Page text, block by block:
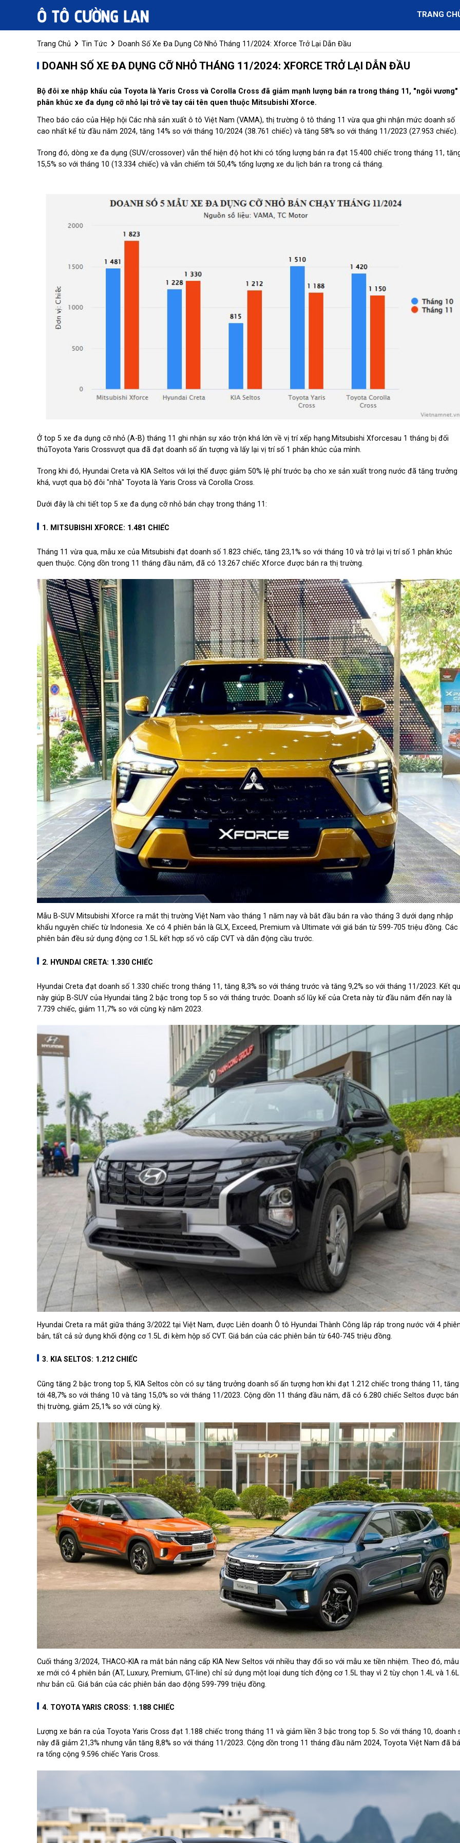
TRANG
Trang Chủ Tin Tức Doanh Số Xe Đa Dụng Cỡ Nhỏ Tháng 11/2024: Xforce Trở Lại Dẫn Đầu
DOANH SỐ XE ĐA DỤNG CỠ NHỎ THÁNG 11/2024: XFORCE TRỞ LẠI DẪN ĐẦU
Bộ đôi xe nhập khẩu của Toyota là Yaris Cross và Corolla Cross đã giảm mạnh lượng bán ra trong tháng 11, "ngôi vương"
phân khúc xe đa dụng cỡ nhỏ lại trở về tay cái tên quen thuộc Mitsubishi Xforce.
Theo báo cáo của Hiệp hội Các nhà sản xuất ô tô Việt Nam (VAMA), thị trường ô tô tháng 11 vừa qua ghi nhận mức doanh số
cao nhất kể từ đầu năm 2024, tăng 14% so với tháng 10/2024 (38.761 chiếc) và tăng 58% so với tháng 11/2023 (27.953 chiếc).
Trong đó, dòng xe đa dụng (SUV/crossover) vẫn thể hiện độ hot khi có tổng lượng bán ra đạt 15.400 chiếc trong tháng 11,
15,5% so với tháng 10 (13.334 chiếc) và vẫn chiếm tới 50,4% tổng lượng xe du lịch bán ra trong cả tháng.
Ở top 5 xe đa dụng cỡ nhỏ (A-B) tháng 11 ghi nhận sự xáo trộn khá lớn về vị trí xếp hạng.Mitsubishi Xforcesau 1 tháng bị đối
thủToyota Yaris Crossvượt qua đã đạt doanh số ấn tượng và lấy lại vị trí số 1 phân khúc của mình.
Trong khi đó, Hyundai Creta và KIA Seltos với lợi thế được giảm 50% lệ phí trước bạ cho xe sản xuất trong nước đã tăng trưởng
khá, vượt qua bộ đôi "nhà" Toyota là Yaris Cross và Corolla Cross.
Dưới đây là chi tiết top 5 xe đa dụng cỡ nhỏ bán chạy trong tháng 11:
1. MITSUBISHI XFORCE: 1.481 CHIẾC
Tháng 11 vừa qua, mẫu xe của Mitsubishi đạt doanh số 1.823 chiếc, tăng 23,1% so với tháng 10 và trở lại vị trí số 1 phân khúc
quen thuộc. Cộng dồn trong 11 tháng đầu năm, đã có 13.267 chiếc Xforce được bán ra thị trường.
Mẫu B-SUV Mitsubishi Xforce ra mắt thị trường Việt Nam vào tháng 1 năm nay và bắt đầu bán ra vào tháng 3 dưới dạng nhập
khẩu nguyên chiếc từ Indonesia. Xe có 4 phiên bản là GLX, Exceed, Premium và Ultimate với giá bán từ 599-705 triệu đồng. Các
phiên bản đều sử dụng động cơ 1.5L kết hợp số vô cấp CVT và dẫn động cầu trước.
2. HYUNDAI CRETA: 1.330 CHIẾC
Hyundai Creta đạt doanh số 1.330 chiếc trong tháng 11, tăng 8,3% so với tháng trước và tăng 9,2% so với tháng 11/2023. Kết
này giúp B-SUV của Hyundai tăng 2 bậc trong top 5 so với tháng trước. Doanh số lũy kế của Creta này từ đầu năm đến nay là
7.739 chiếc, giảm 11,7% so với cùng kỳ năm 2023.
Hyundai Creta ra mắt giữa tháng 3/2022 tại Việt Nam, được Liên doanh Ô tô Hyundai Thành Công lắp ráp trong nước với 4
bản, tất cả sử dụng khối động cơ 1.5L đi kèm hộp số CVT. Giá bán của các phiên bản từ 640-745 triệu đồng.
3. KIA SELTOS: 1.212 CHIẾC
Cũng tăng 2 bậc trong top 5, KIA Seltos còn có sự tăng trưởng doanh số ấn tượng hơn khi đạt 1.212 chiếc trong tháng 11, tăng
tới 48,7% so với tháng 10 và tăng 15,0% so với tháng 11/2023. Cộng dồn 11 tháng đầu năm, đã có 6.280 chiếc Seltos được bán
thị trường, giảm 25,1% so với cùng kỳ.
Cuối tháng 3/2024, THACO-KIA ra mắt bản nâng cấp KIA New Seltos với nhiều thay đổi so với mẫu xe tiền nhiệm. Theo đó, mẫu
xe mới có 4 phiên bản (AT, Luxury, Premium, GT-line) chỉ sử dụng một loại dung tích động cơ 1.5L thay vì 2 tùy chọn 1.4L và 1.6L
như bản cũ. Giá bán của các phiên bản dao động 599-799 triệu đồng.
4. TOYOTA YARIS CROSS: 1.188 CHIẾC
Lượng xe bán ra của Toyota Yaris Cross đạt 1.188 chiếc trong tháng 11 và giảm liền 3 bậc trong top 5. So với tháng 10, doanh
này đã giảm 21,3% nhưng vẫn tăng 8,8% so với tháng 11/2023. Cộng dồn trong 11 tháng đầu năm 2024, Toyota Việt Nam đã
ra tổng cộng 9.596 chiếc Yaris Cross.